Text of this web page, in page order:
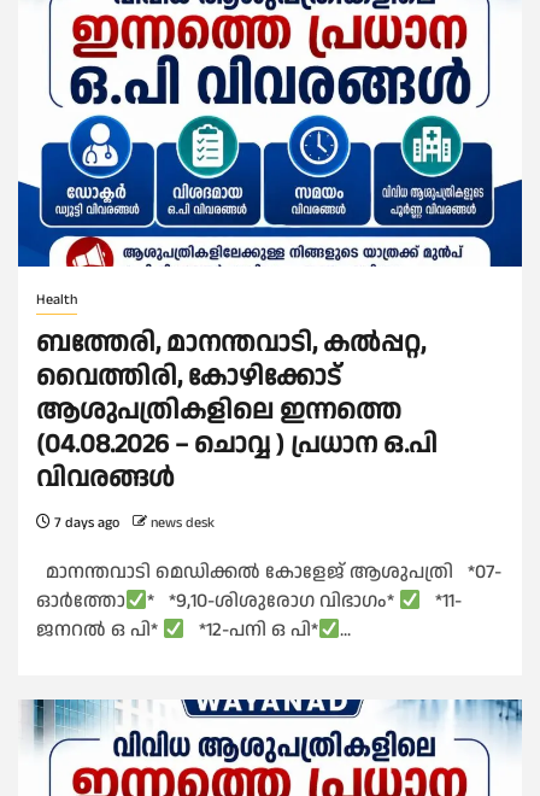
Health
ബത്തേരി, മാനന്തവാടി, കൽപ്പറ്റ,
വൈത്തിരി, കോഴിക്കോട്
ആശുപത്രികളിലെ ഇന്നത്തെ
(04.08.2026 – ചൊവ്വ ) പ്രധാന ഒ.പി
വിവരങ്ങൾ
7 days ago news desk
മാനന്തവാടി മെഡിക്കൽ കോളേജ് ആശുപത്രി *07-
ഓർത്തോ
* *9,10-ശിശുരോഗ വിഭാഗം*
*11-
ജനറൽ ഒ പി*
*12-പനി ഒ പി* ...